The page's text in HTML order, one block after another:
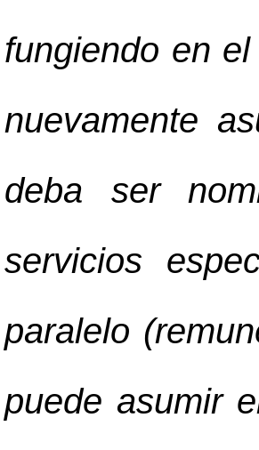
fungiendo en
nuevamente
deba ser
servicios
paralelo
puede asumir